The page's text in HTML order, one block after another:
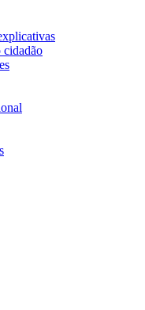
cidadão